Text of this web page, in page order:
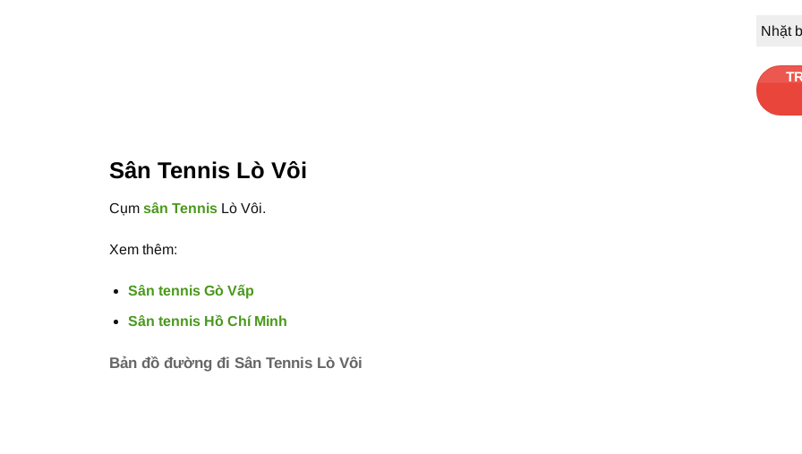
Nhặt
Sân Tennis Lò Vôi
Cụm sân Tennis Lò Vôi.
Xem thêm:
Sân tennis Gò Vấp
Sân tennis Hồ Chí Minh
Bản đồ đường đi Sân Tennis Lò Vôi